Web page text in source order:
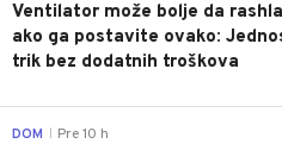
Ventilator može bolje da
ako ga postavite ovako:
trik bez dodatnih troškova
DOM Pre 10 h